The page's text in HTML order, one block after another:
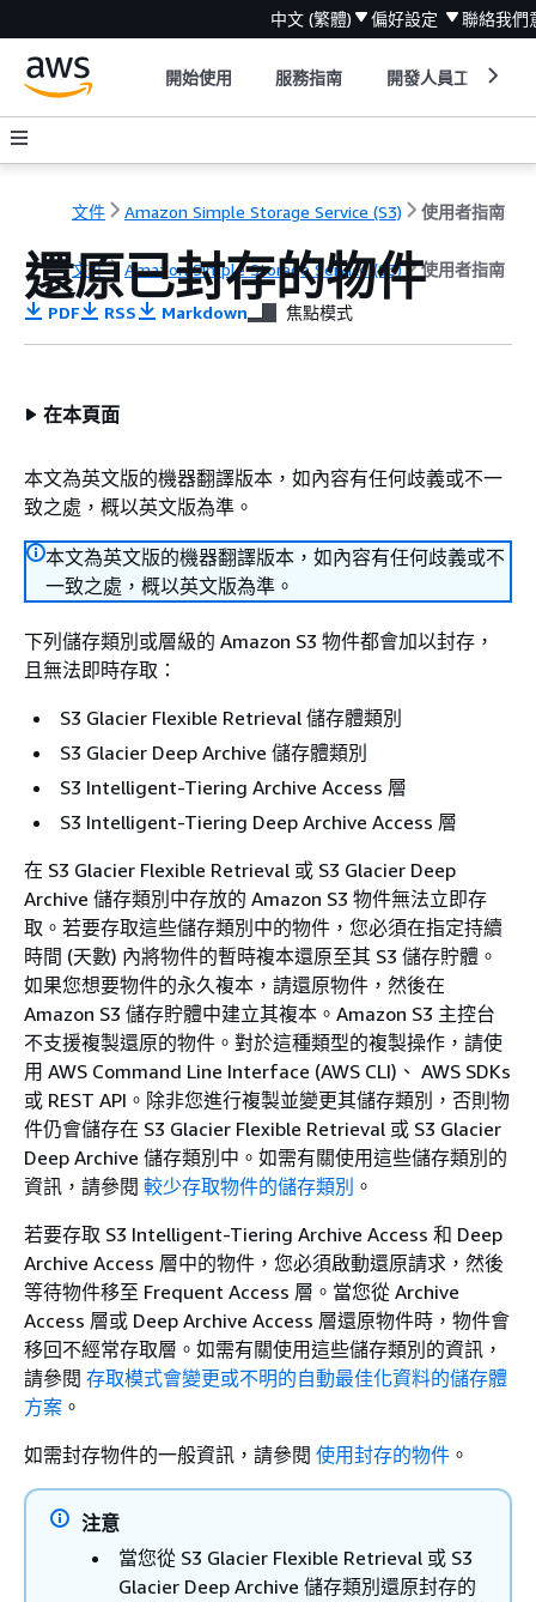
中文 (繁體) 偏好設定 聯絡我們
開始使用 服務指南 開發人員工具
文件 Amazon Simple Storage Service (S3) 使用者指南
文件 Amazon Simple Storage Service (S3) 使用者指南
還原已封存的物件
PDF RSS Markdown 焦點模式
在本頁面
本文為英文版的機器翻譯版本，如內容有任何歧義或不一
致之處，概以英文版為準。
本文為英文版的機器翻譯版本，如內容有任何歧義或不
一致之處，概以英文版為準。
下列儲存類別或層級的 Amazon S3 物件都會加以封存，
且無法即時存取：
S3 Glacier Flexible Retrieval 儲存體類別
S3 Glacier Deep Archive 儲存體類別
S3 Intelligent-Tiering Archive Access 層
S3 Intelligent-Tiering Deep Archive Access 層
在 S3 Glacier Flexible Retrieval 或 S3 Glacier Deep
Archive 儲存類別中存放的 Amazon S3 物件無法立即存
取。若要存取這些儲存類別中的物件，您必須在指定持續
時間 (天數) 內將物件的暫時複本還原至其 S3 儲存貯體。
如果您想要物件的永久複本，請還原物件，然後在
Amazon S3 儲存貯體中建立其複本。Amazon S3 主控台
不支援複製還原的物件。對於這種類型的複製操作，請使
用 AWS Command Line Interface (AWS CLI)、 AWS SDKs
或 REST API。除非您進行複製並變更其儲存類別，否則物
件仍會儲存在 S3 Glacier Flexible Retrieval 或 S3 Glacier
Deep Archive 儲存類別中。如需有關使用這些儲存類別的
資訊，請參閱 較少存取物件的儲存類別 。
若要存取 S3 Intelligent-Tiering Archive Access 和 Deep
Archive Access 層中的物件，您必須啟動還原請求，然後
等待物件移至 Frequent Access 層。當您從 Archive
Access 層或 Deep Archive Access 層還原物件時，物件會
移回不經常存取層。如需有關使用這些儲存類別的資訊，
請參閱 存取模式會變更或不明的自動最佳化資料的儲存體
方案 。
如需封存物件的一般資訊，請參閱 使用封存的物件 。
注意
當您從 S3 Glacier Flexible Retrieval 或 S3
Glacier Deep Archive 儲存類別還原封存的